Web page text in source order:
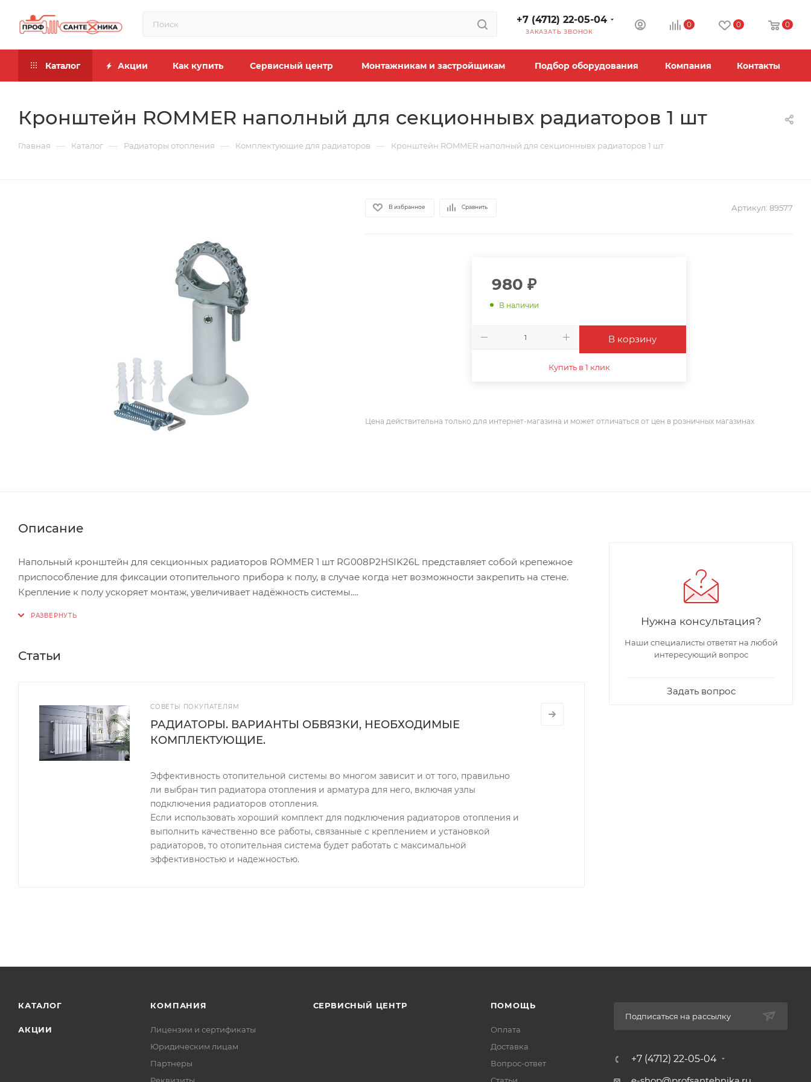
+7 (4712) 22-05-04
ЗАКАЗАТЬ ЗВОНОК
0 0 0
Каталог Акции Как купить Сервисный центр Монтажникам и застройщикам Подбор оборудования Компания Контакты
Кронштейн ROMMER наполный для секционнывх радиаторов 1 шт
Главная — Каталог — Радиаторы отопления — Комплектующие для радиаторов — Кронштейн ROMMER наполный для секционнывх радиаторов 1 шт
В избранное Сравнить Артикул: 89577
980 ₽
В наличии
В корзину
Купить в 1 клик
Цена действительна только для интернет-магазина и может отличаться от цен в розничных магазинах
Описание
Напольный кронштейн для секционных радиаторов ROMMER 1 шт RG008P2HSIK26L представляет собой крепежное
приспособление для фиксации отопительного прибора к полу, в случае когда нет возможности закрепить на стене.
Крепление к полу ускоряет монтаж, увеличивает надёжность системы.
Тип
Класс товара
Бытовой
Статьи
СОВЕТЫ ПОКУПАТЕЛЯМ
РАДИАТОРЫ. ВАРИАНТЫ ОБВЯЗКИ, НЕОБХОДИМЫЕ
КОМПЛЕКТУЮЩИЕ.
Эффективность отопительной системы во многом зависит и от того, правильно
ли выбран тип радиатора отопления и арматура для него, включая узлы
подключения радиаторов отопления.
Если использовать хороший комплект для подключения радиаторов отопления и
выполнить качественно все работы, связанные с креплением и установкой
радиаторов, то отопительная система будет работать с максимальной
эффективностью и надежностью.
Нужна консультация?
Наши специалисты ответят на любой
интересующий вопрос
Задать вопрос
КАТАЛОГ
АКЦИИ
КОМПАНИЯ
Лицензии и сертификаты
Юридическим лицам
Партнеры
СЕРВИСНЫЙ ЦЕНТР ПОМОЩЬ
Оплата
Доставка
Вопрос-ответ
Подписаться на рассылку
+7 (4712) 22-05-04